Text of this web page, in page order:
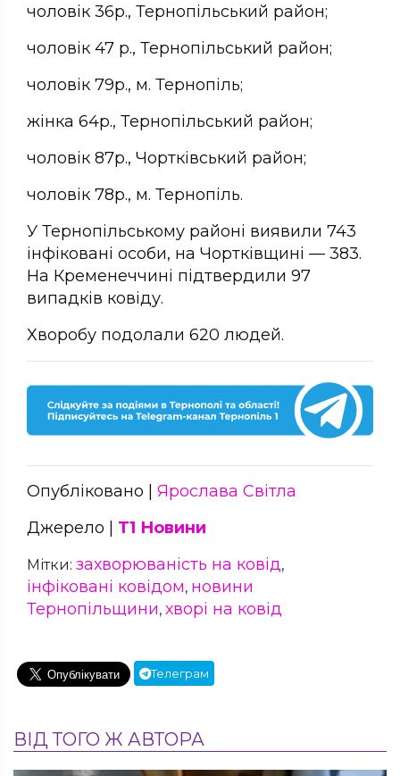
чоловік 36р., Тернопільський район;
чоловік 47 р., Тернопільський район;
чоловік 79р., м. Тернопіль;
жінка 64р., Тернопільський район;
чоловік 87р., Чортківський район;
чоловік 78р., м. Тернопіль.
У Тернопільському районі виявили 743
інфіковані особи, на Чортківщині — 383.
На Кременеччині підтвердили 97
випадків ковіду.
Хворобу подолали 620 людей.
Опубліковано | Ярослава Світла
Джерело | Т1 Новини
Мітки: захворюваність на ковід,
інфіковані ковідом, новини
Тернопільщини, хворі на ковід
Телеграм
ВІД ТОГО Ж АВТОРА